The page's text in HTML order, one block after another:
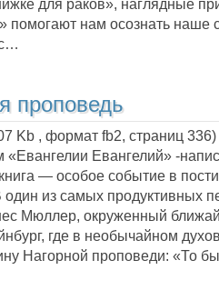
для раков», наглядные
помогают нам осознать наше
проповедь
Kb , формат fb2, страниц 336
«Евангелии Евангелий» -
— особое событие в
один из самых продуктивных
Мюллер, окруженный
где в необычайном
Нагорной проповеди: «То